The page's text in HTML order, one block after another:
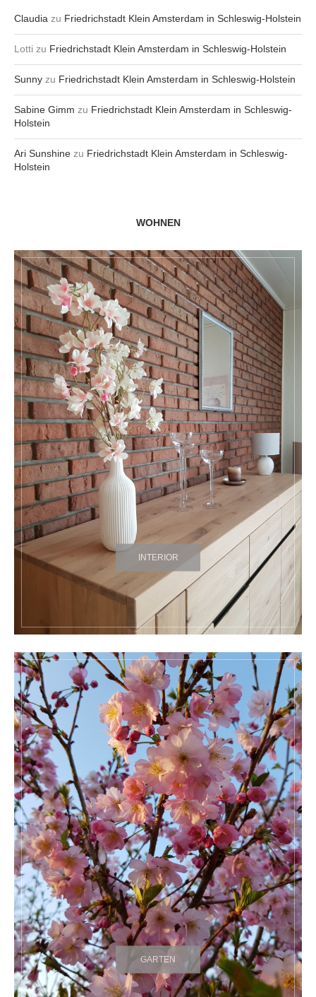
Claudia zu Friedrichstadt Klein Amsterdam in Schleswig-Holstein
Lotti zu Friedrichstadt Klein Amsterdam in Schleswig-Holstein
Sunny zu Friedrichstadt Klein Amsterdam in Schleswig-Holstein
Sabine Gimm zu Friedrichstadt Klein Amsterdam in Schleswig-
Holstein
Ari Sunshine zu Friedrichstadt Klein Amsterdam in Schleswig-
Holstein
WOHNEN
INTERIOR
GARTEN